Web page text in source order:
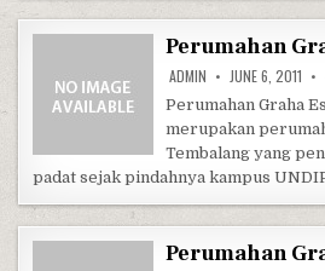
Perumahan
ADMIN JUNE 6, 2011
Perumahan Graha
merupakan
Tembalang yang
padat sejak pindahnya kampus
Perumahan